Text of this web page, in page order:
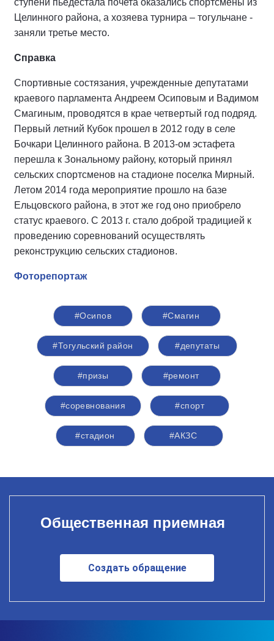
Целинного района, а хозяева турнира – тогульчане -
заняли третье место.
Справка
Спортивные состязания, учрежденные депутатами
краевого парламента Андреем Осиповым и Вадимом
Смагиным, проводятся в крае четвертый год подряд.
Первый летний Кубок прошел в 2012 году в селе
Бочкари Целинного района. В 2013-ом эстафета
перешла к Зональному району, который принял
сельских спортсменов на стадионе поселка Мирный.
Летом 2014 года мероприятие прошло на базе
Ельцовского района, в этот же год оно приобрело
статус краевого. С 2013 г. стало доброй традицией к
проведению соревнований осуществлять
реконструкцию сельских стадионов.
Фоторепортаж
#Осипов #Смагин
#Тогульский район #депутаты
#призы #ремонт
#соревнования #спорт
#стадион #АКЗС
Общественная приемная
Создать обращение